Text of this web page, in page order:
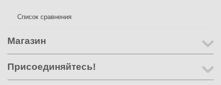
Список сравнения
Магазин
Присоединяйтесь!